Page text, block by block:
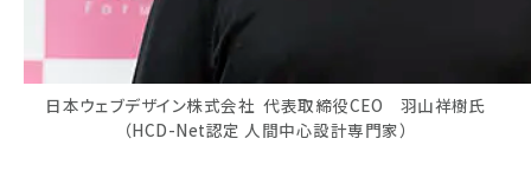
日本ウェブデザイン株式会社 代表取締役CEO 羽山祥樹氏
（HCD-Net認定 人間中心設計専門家）